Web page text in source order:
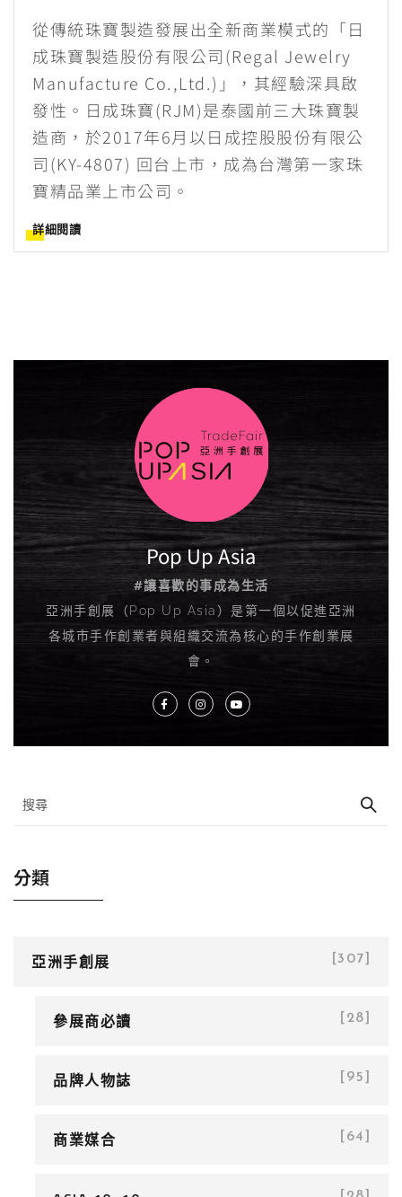
從傳統珠寶製造發展出全新商業模式的「日
成珠寶製造股份有限公司(Regal Jewelry
Manufacture Co.,Ltd.)」，其經驗深具啟
發性。日成珠寶(RJM)是泰國前三大珠寶製
造商，於2017年6月以日成控股股份有限公
司(KY-4807) 回台上市，成為台灣第一家珠
寶精品業上市公司。
詳細閱讀
Pop Up Asia
#讓喜歡的事成為生活
亞洲手創展（Pop Up Asia）是第一個以促進亞洲
各城市手作創業者與組織交流為核心的手作創業展
會。
分類
亞洲手創展 [307]
參展商必讀 [28]
品牌人物誌 [95]
商業媒合 [64]